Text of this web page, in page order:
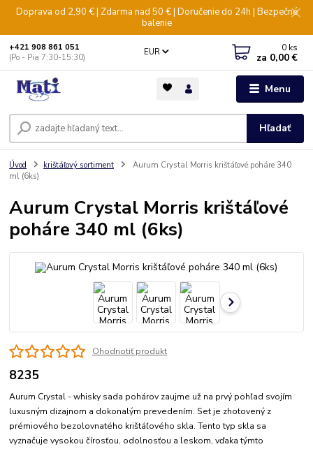
Doprava od 2,90 € | Zdarma nad 50 € | Doručenie do 24h | Bezpečné
balenie
Menu
EUR
Hľadať
+421 908 861 051
(Po - Pia 7:30-15:30)
0 ks
za 0,00 €
Úvod krištáľový sortiment
Aurum Crystal Morris krištáľové poháre 340
ml (6ks)
Aurum Crystal Morris krištáľové
poháre 340 ml (6ks)
Ohodnotiť produkt
8235
Aurum Crystal - whisky sada pohárov zaujme už na prvý pohľad svojím
luxusným dizajnom a dokonalým prevedením. Set je zhotovený z
prémiového bezolovnatého krištáľového skla. Tento typ skla sa
vyznačuje vysokou čírosťou, odolnosťou a leskom, vďaka týmto